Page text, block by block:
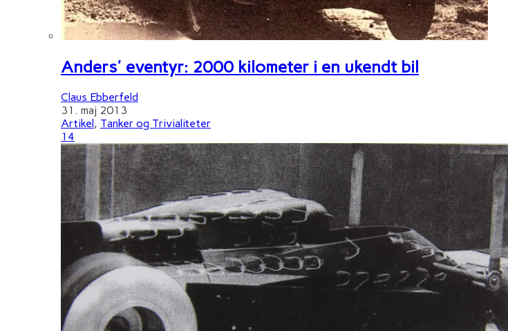
Anders' eventyr: 2000 kilometer i en ukendt bil
Claus Ebberfeld
31. maj 2013
Artikel , Tanker og Trivialiteter
14